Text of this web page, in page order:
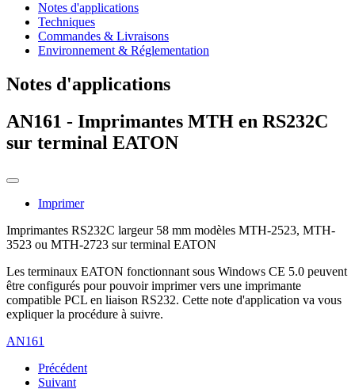
Notes d'applications
Techniques
Commandes & Livraisons
Environnement & Réglementation
Notes d'applications
AN161 - Imprimantes MTH en RS232C
sur terminal EATON
Imprimer
Imprimantes RS232C largeur 58 mm modèles MTH-2523, MTH-
3523 ou MTH-2723 sur terminal EATON
Les terminaux EATON fonctionnant sous Windows CE 5.0 peuvent
être configurés pour pouvoir imprimer vers une imprimante
compatible PCL en liaison RS232. Cette note d'application va vous
expliquer la procédure à suivre.
AN161
Précédent
Suivant